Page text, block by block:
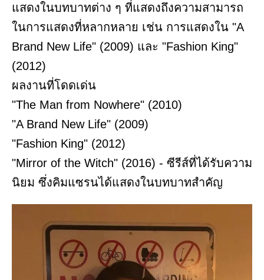
แสดงในบทบาทต่าง ๆ ที่แสดงถึงความสามารถ
ในการแสดงที่หลากหลาย เช่น การแสดงใน "A
Brand New Life" (2009) และ "Fashion King"
(2012)
ผลงานที่โดดเด่น
"The Man from Nowhere" (2010)
"A Brand New Life" (2009)
"Fashion King" (2012)
"Mirror of the Witch" (2016) - ซีรีส์ที่ได้รับความ
นิยม ซึ่งคิมแซรนได้แสดงในบทบาทสำคัญ